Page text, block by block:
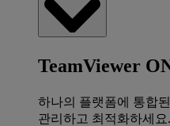
TeamViewer
하나의 플랫폼에 통합
관리하고 최적화하세요.